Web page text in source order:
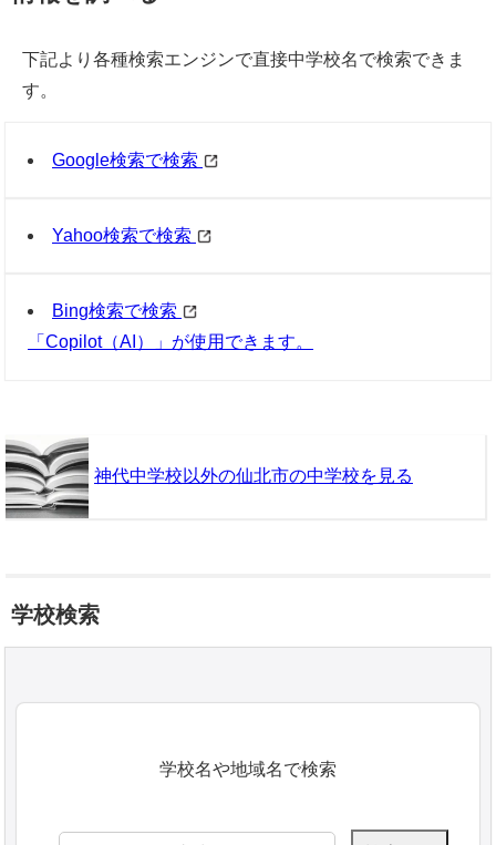
下記より各種検索エンジンで直接中学校名で検索できま
す。
Google検索で検索
Yahoo検索で検索
Bing検索で検索
「Copilot（AI）」が使用できます。
神代中学校以外の仙北市の中学校を見る
学校検索
学校名や地域名で検索
検